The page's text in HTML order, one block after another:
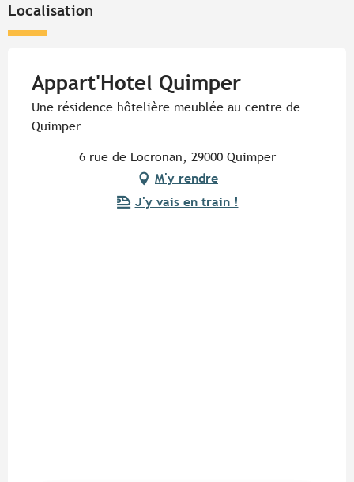
Localisation
Appart'Hotel Quimper
Une résidence hôtelière meublée au centre de
Quimper
6 rue de Locronan, 29000 Quimper
M'y rendre
J'y vais en train !